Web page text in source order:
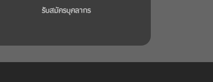
รับสมัครบุคลากร